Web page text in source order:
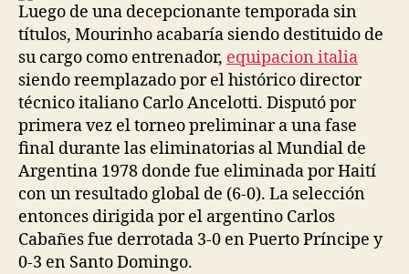
Luego de una decepcionante temporada sin
títulos, Mourinho acabaría siendo destituido de
su cargo como entrenador, equipacion italia
siendo reemplazado por el histórico director
técnico italiano Carlo Ancelotti. Disputó por
primera vez el torneo preliminar a una fase
final durante las eliminatorias al Mundial de
Argentina 1978 donde fue eliminada por Haití
con un resultado global de (6-0). La selección
entonces dirigida por el argentino Carlos
Cabañes fue derrotada 3-0 en Puerto Príncipe y
0-3 en Santo Domingo.